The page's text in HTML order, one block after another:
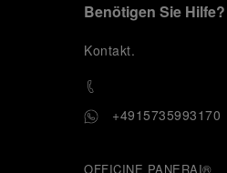
Benötigen Sie Hilfe?
Kontakt.
+4915735993170
OFFICINE PANERAI®